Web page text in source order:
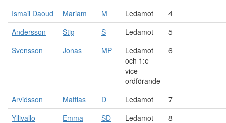
Ismail Daoud Mariam M Ledamot
4
Andersson
Stig S Ledamot
5
Svensson
Jonas MP
Ledamot
och 1:e
vice
ordförande
6
Arvidsson Mattias D Ledamot
7
Yllivallo
Emma SD Ledamot 8